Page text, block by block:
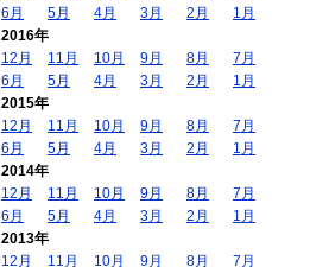
6月
5月 4月 3月 2月
1月
2016年
12月
11月 10月 9月 8月
7月
6月
5月 4月 3月 2月
1月
2015年
12月
11月 10月 9月 8月
7月
6月
5月 4月 3月 2月
1月
2014年
12月
11月 10月 9月 8月
7月
6月
5月 4月 3月 2月
1月
2013年
12月
11月 10月 9月 8月 7月